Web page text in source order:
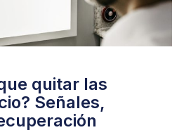
quitar las
Señales,